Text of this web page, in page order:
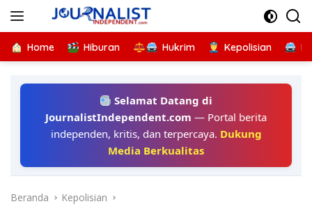
Home Hiburan Hukrim Kepolisian
Selamat Datang di
JournalistIndependent.com — Portal berita
independen, kritis, dan terpercaya. Dukung
Media Berkualitas
Beranda Kepolisian